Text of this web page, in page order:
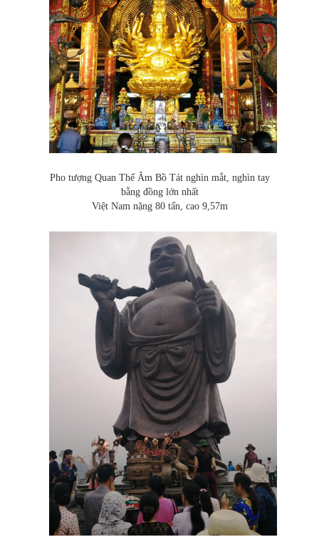
Pho tượng Quan Thế Âm Bồ Tát nghìn mắt, nghìn tay
bằng đồng lớn nhất
Việt Nam nặng 80 tấn, cao 9,57m